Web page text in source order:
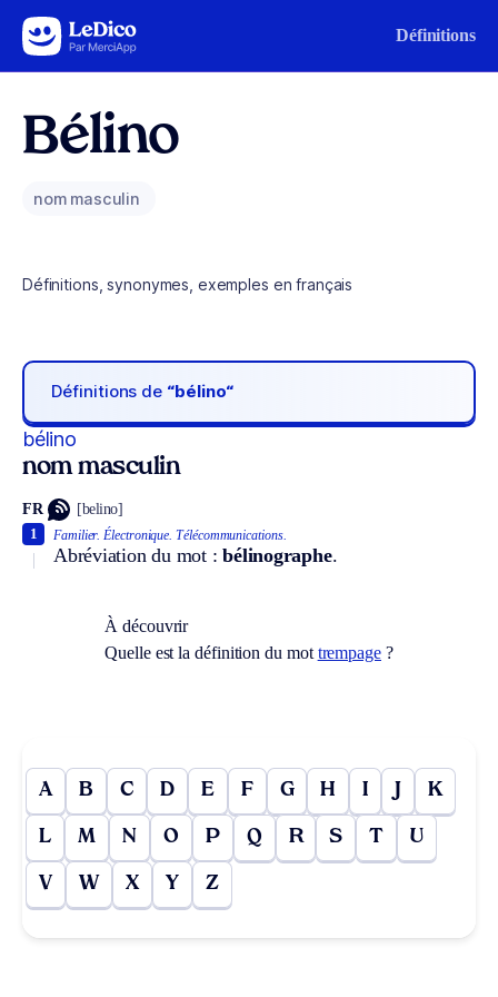
Aller au contenu Définitions
Bélino
nom masculin
Définitions, synonymes, exemples en français
Définitions de “bélino“
bélino
nom masculin
FR [belino]
Familier. Électronique. Télécommunications.
Abréviation du mot :bélinographe.
1
À découvrir
Quelle est la définition du mot trempage?
A B C D E F G H I J K
L M N O P Q R S T U
V W X Y Z